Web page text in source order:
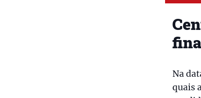
Na
quais